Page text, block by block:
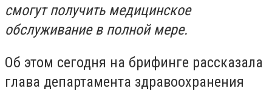
смогут получить медицинское
обслуживание в полной мере.
Об этом сегодня на брифинге рассказала
глава департамента здравоохранения